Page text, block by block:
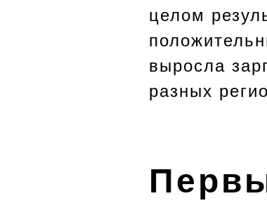
целом
выросла
разных